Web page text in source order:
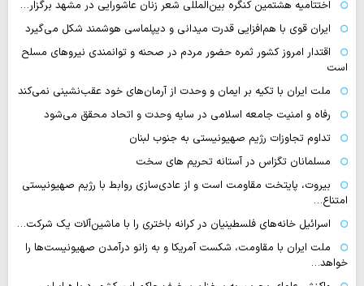
اختتامیه هشتمین کنگره بین‌المللی شعر زنان عاشورایی در مشهد برگزار…
ایران قوی با هم‌افزایی قدرت میدانی و دیپلماسی هوشمند شکل می‌گیرد
اقتدار امروز کشور ثمره حضور مردم در صحنه و توانمندی نیروهای مسلح
است
ملت ایران با تکیه بر ایمان و وحدت از آرمان‌های خود عقب‌نشینی نمی‌کند
رفاه و امنیت جامعه اسلامی در سایه وحدت و اتحاد محقق می‌شود
تداوم تجاوزات رژیم صهیونیستی به جنوب لبنان
مسلمانان تگزاس در آستانه تحریم های سخت
بیروت، پایتخت مقاومت است و از عادی‌سازی روابط با رژیم صهیونیستی
امتناع…
اسرائیل خانه‌های فلسطینیان در کرانه باختری را با ماشین‌آلات یک شرکت…
ملت ایران با مقاومت، شکست آمریکا و به زانو درآمدن صهیونیست‌ها را
خواهد…